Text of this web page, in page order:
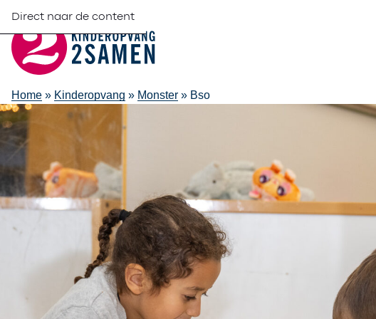
Direct naar de content
Home » Kinderopvang » Monster » Bso
Buitenschoolse
opvang in
Dagelijks verwelkomen wij in Monster kinderen van 4 tot 13 jaar in
opvang (BSO). Na schooltijd en in de vakanties bieden onze
kinderen een plek waar kunnen deelnemen aan een gevarieerd